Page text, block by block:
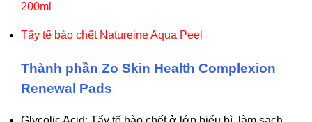
200ml
Tẩy tế bào chết Natureine Aqua Peel
Thành phần Zo Skin Health Complexion
Renewal Pads